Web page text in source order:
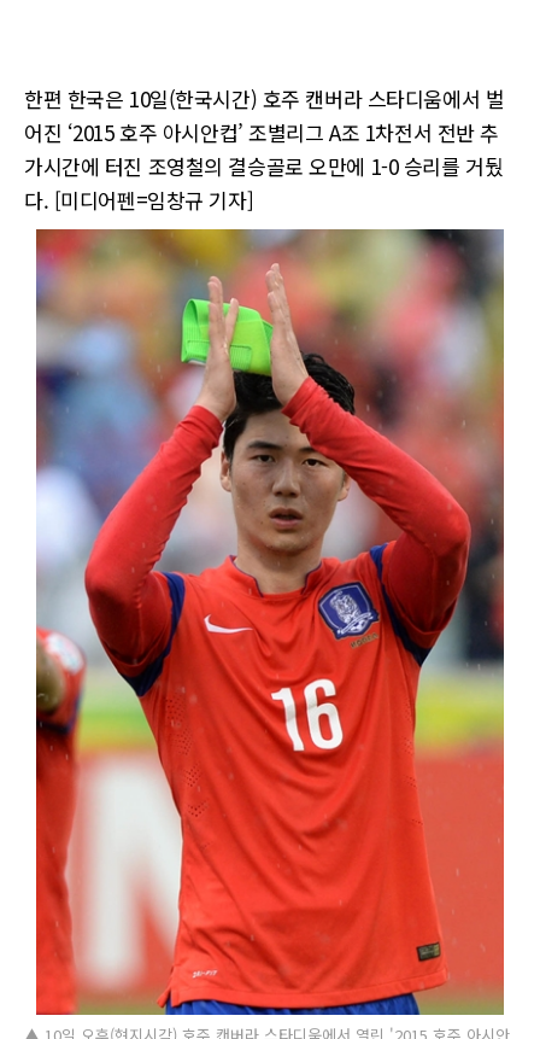
한편 한국은 10일(한국시간) 호주 캔버라 스타디움에서 벌
어진 ‘2015 호주 아시안컵’ 조별리그 A조 1차전서 전반 추
가시간에 터진 조영철의 결승골로 오만에 1-0 승리를 거뒀
다. [미디어펜=임창규 기자]